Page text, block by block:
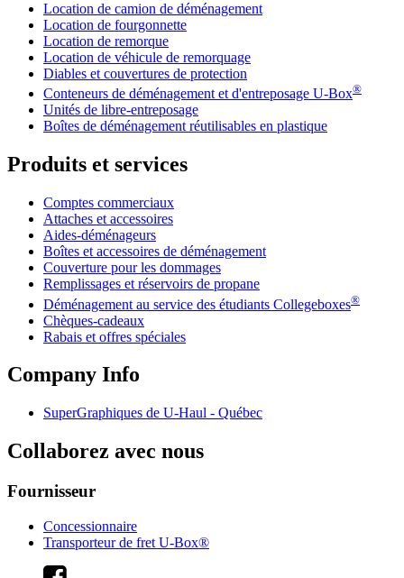
Location de camion de déménagement
Location de fourgonnette
Location de remorque
Location de véhicule de remorquage
Diables et couvertures de protection
Conteneurs de déménagement et d'entreposage U-Box®
Unités de libre-entreposage
Boîtes de déménagement réutilisables en plastique
Produits et services
Comptes commerciaux
Attaches et accessoires
Aides-déménageurs
Boîtes et accessoires de déménagement
Couverture pour les dommages
Remplissages et réservoirs de propane
Déménagement au service des étudiants Collegeboxes®
Chèques-cadeaux
Rabais et offres spéciales
Company Info
SuperGraphiques de U-Haul - Québec
Collaborez avec nous
Fournisseur
Concessionnaire
Transporteur de fret U-Box®